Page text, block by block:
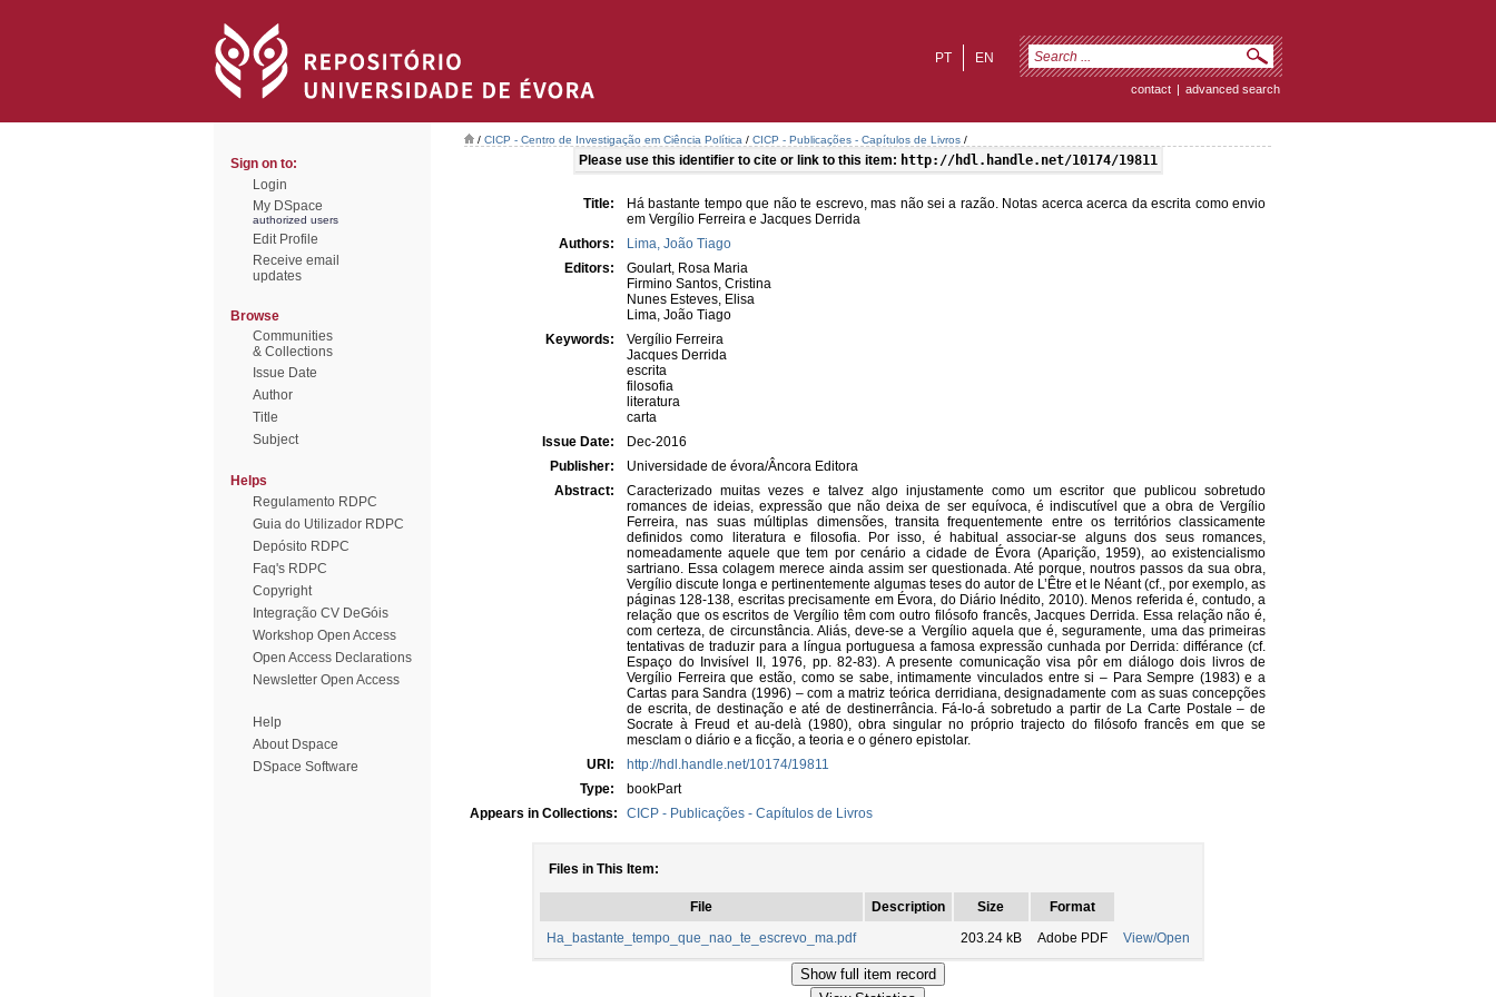
EN
PT
contact | advanced search
Sign on to:
Login
My DSpace
authorized users
Edit Profile
Receive email
updates
Browse
Communities
& Collections
Issue Date
Author
Title
Subject
Helps
Regulamento RDPC
Guia do Utilizador RDPC
Depósito RDPC
Faq's RDPC
Copyright
Integração CV DeGóis
Workshop Open Access
Open Access Declarations
Newsletter Open Access
Help
About Dspace
DSpace Software
/ CICP - Centro de Investigação em Ciência Política / CICP - Publicações - Capítulos de Livros /
Please use this identifier to cite or link to this item: http://hdl.handle.net/10174/19811
Title:
Há bastante tempo que não te escrevo, mas não sei a razão. Notas acerca acerca da escrita como envio
em Vergílio Ferreira e Jacques Derrida
Authors:
Lima, João Tiago
Editors:
Goulart, Rosa Maria
Firmino Santos, Cristina
Nunes Esteves, Elisa
Lima, João Tiago
Keywords:
Vergílio Ferreira
Jacques Derrida
escrita
filosofia
literatura
carta
Issue Date:
Dec-2016
Publisher:
Universidade de évora/Âncora Editora
Abstract:
Caracterizado muitas vezes e talvez algo injustamente como um escritor que publicou sobretudo
romances de ideias, expressão que não deixa de ser equívoca, é indiscutível que a obra de Vergílio
Ferreira, nas suas múltiplas dimensões, transita frequentemente entre os territórios classicamente
definidos como literatura e filosofia. Por isso, é habitual associar-se alguns dos seus romances,
nomeadamente aquele que tem por cenário a cidade de Évora (Aparição, 1959), ao existencialismo
sartriano. Essa colagem merece ainda assim ser questionada. Até porque, noutros passos da sua obra,
Vergílio discute longa e pertinentemente algumas teses do autor de L’Être et le Néant (cf., por exemplo, as
páginas 128-138, escritas precisamente em Évora, do Diário Inédito, 2010). Menos referida é, contudo, a
relação que os escritos de Vergílio têm com outro filósofo francês, Jacques Derrida. Essa relação não é,
com certeza, de circunstância. Aliás, deve-se a Vergílio aquela que é, seguramente, uma das primeiras
tentativas de traduzir para a língua portuguesa a famosa expressão cunhada por Derrida: différance (cf.
Espaço do Invisível II, 1976, pp. 82-83). A presente comunicação visa pôr em diálogo dois livros de
Vergílio Ferreira que estão, como se sabe, intimamente vinculados entre si – Para Sempre (1983) e a
Cartas para Sandra (1996) – com a matriz teórica derridiana, designadamente com as suas concepções
de escrita, de destinação e até de destinerrância. Fá-lo-á sobretudo a partir de La Carte Postale – de
Socrate à Freud et au-delà (1980), obra singular no próprio trajecto do filósofo francês em que se
mesclam o diário e a ficção, a teoria e o género epistolar.
URI:
http://hdl.handle.net/10174/19811
Type:
bookPart
Appears in Collections:
CICP - Publicações - Capítulos de Livros
Files in This Item:
File Description Size
Format
Ha_bastante_tempo_que_nao_te_escrevo_ma.pdf
203.24 kB Adobe PDF View/Open